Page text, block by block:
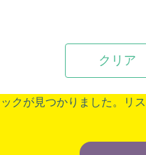
クリア
クが見つかりました。リ